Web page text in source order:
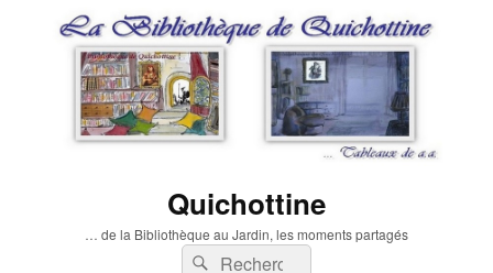
Quichottine
… de la Bibliothèque au Jardin, les moments partagés
Recherche :
Rechercher